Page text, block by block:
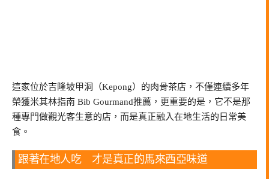
這家位於吉隆坡甲洞（Kepong）的肉骨茶店，不僅連續多年
榮獲米其林指南 Bib Gourmand推薦，更重要的是，它不是那
種專門做觀光客生意的店，而是真正融入在地生活的日常美
食。
跟著在地人吃 才是真正的馬來西亞味道